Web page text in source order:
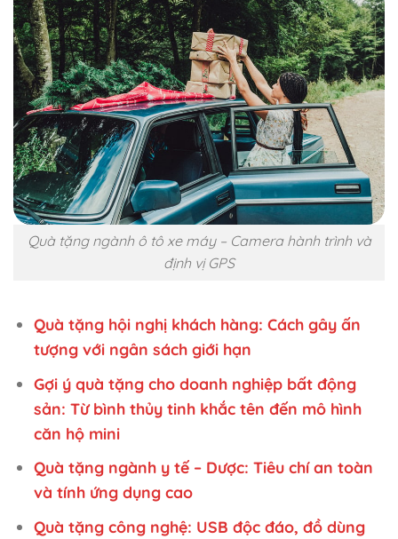
Quà tặng ngành ô tô xe máy – Camera hành trình và
định vị GPS
Quà tặng hội nghị khách hàng: Cách gây ấn
tượng với ngân sách giới hạn
Gợi ý quà tặng cho doanh nghiệp bất động
sản: Từ bình thủy tinh khắc tên đến mô hình
căn hộ mini
Quà tặng ngành y tế – Dược: Tiêu chí an toàn
và tính ứng dụng cao
Quà tặng công nghệ: USB độc đáo, đồ dùng